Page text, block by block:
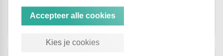
€ 49,41 per m²
Accepteer alle cookies
Kies je cookies